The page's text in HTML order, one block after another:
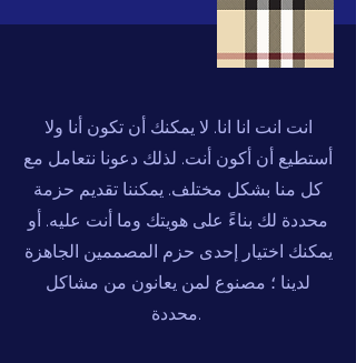
انت انت انا انا. لا يمكنك أن تكون أنا ولا
أستطيع أن أكون أنت. لذلك دعونا نتعامل مع
كل منا بشكل مختلف. يمكننا تقديم حزمة
محددة لك بناءً على هويتك وما أنت عليه. أو
يمكنك اختيار إحدى حزم المصممين الجاهزة
لدينا ؛ مصنوع لمن يعانون من مشاكل
محددة.